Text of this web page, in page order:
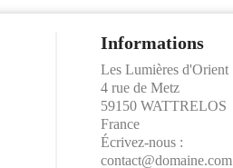
Informations
Les Lumières d'Orient
4 rue de Metz
59150 WATTRELOS
France
Écrivez-nous :
contact@domaine.com